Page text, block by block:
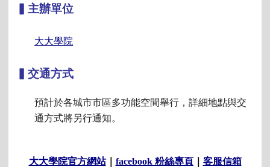
▍主辦單位
大大學院
▍交通方式
預計於各城市市區多功能空間舉行，詳細地點與交
通方式將另行通知。
大大學院官方網站｜ facebook 粉絲專頁｜ 客服信箱